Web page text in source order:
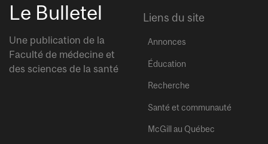
Le Bulletel
Une publication de la
Faculté de médecine et
des sciences de la santé
Liens du site
Annonces
Éducation
Recherche
Santé et communauté
McGill au Québec